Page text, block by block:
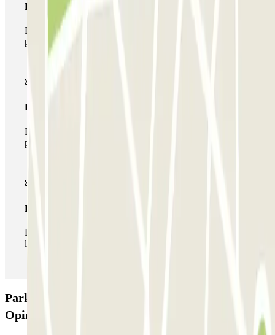
Pase básico
Durante tu estancia podrás entrar y salir una única vez al
parking
Pase multiparking
Durante tu estancia podrás hacer uso de toda la red de
parkings de este operador disponibles en Parclick.
Pase ilimitado
Durante tu estancia podrás entrar y salir del parking todas
las veces que quieras.
Parking Pedrocar - Aeropuerto de Málaga P&R:
Opiniones